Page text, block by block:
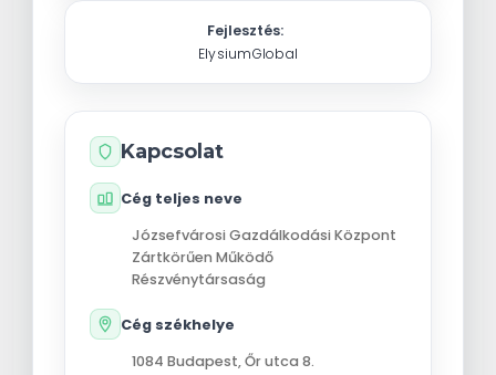
Fejlesztés:
ElysiumGlobal
Kapcsolat
Cég teljes neve
Józsefvárosi Gazdálkodási Központ
Zártkörűen Működő
Részvénytársaság
Cég székhelye
1084 Budapest,Őr utca 8.